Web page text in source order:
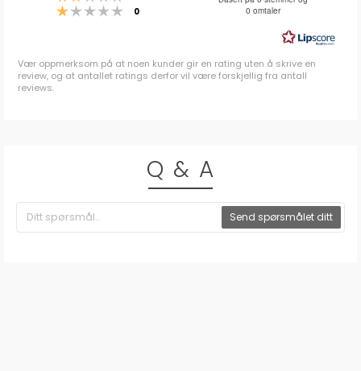
Karakter: 1 av 5 mulige
0
5
mulige
0 omtaler
Vær oppmerksom på at noen kunder gir en rating uten å skrive en
review, og at antallet ratings derfor vil være forskjellig fra antall
reviews.
Q & A
Send spørsmålet ditt